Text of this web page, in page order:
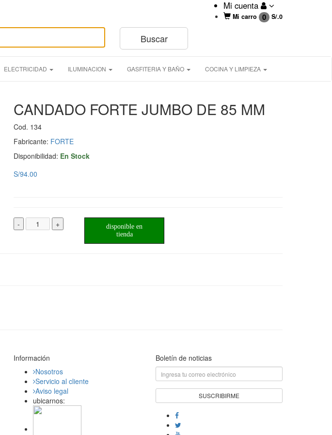
Mi cuenta
Mi carro 0 S/.0
ELECTRICIDAD ILUMINACION GASFITERIA Y BAÑO COCINA Y LIMPIEZA
CANDADO FORTE JUMBO DE 85 MM
Cod. 134
Fabricante: FORTE
Disponibilidad: En Stock
S/94.00
- +
disponible en
tienda
Información
Nosotros
Servicio al cliente
Aviso legal
ubicarnos:
Boletín de noticias